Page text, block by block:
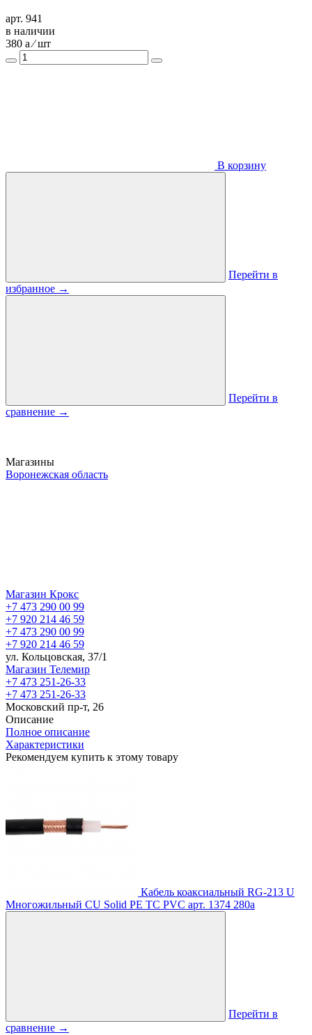
арт. 941
в наличии
380 a ⁄ шт
В корзину
Перейти в
избранное →
Перейти в
сравнение →
Магазины
Воронежская область
Магазин Крокс
+7 473 290 00 99
+7 920 214 46 59
+7 473 290 00 99
+7 920 214 46 59
ул. Кольцовская, 37/1
Магазин Телемир
+7 473 251-26-33
+7 473 251-26-33
Московский пр-т, 26
Описание
Полное описание
Характеристики
Рекомендуем купить к этому товару
Кабель коаксиальный RG-213 U
Многожильный CU Solid PE TC PVC арт. 1374 280a
Перейти в
сравнение →